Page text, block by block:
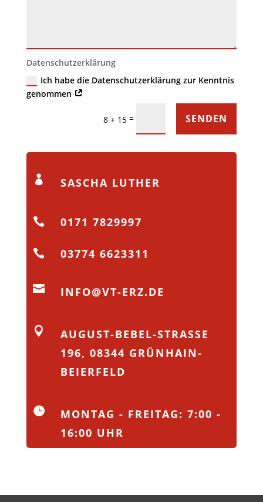
Datenschutzerklärung
Ich habe die Datenschutzerklärung zur Kenntnis
genommen
8 + 15 = SENDEN
 SASCHA LUTHER
 0171 7829997
 03774 6623311
 INFO@VT-ERZ.DE

AUGUST-BEBEL-STRASSE 1
96, 08344 GRÜNHAIN-B
EIERFELD

MONTAG - FREITAG: 7:00 -
16:00 UHR